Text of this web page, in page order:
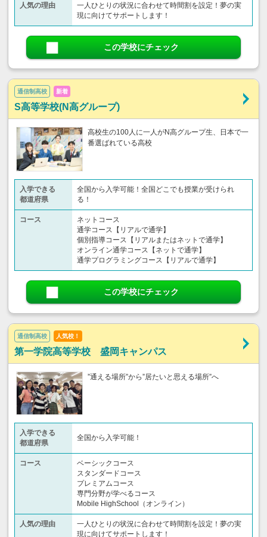
人気の理由
一人ひとりの状況に合わせて時間割を設定！夢の実
現に向けてサポートします！
この学校にチェック
通信制高校 新着
S高等学校(N高グループ)
高校生の100人に一人がN高グループ生、日本で一
番選ばれている高校
入学できる
都道府県
全国から入学可能！全国どこでも授業が受けられ
る！
コース
ネットコース
通学コース【リアルで通学】
個別指導コース【リアルまたはネットで通学】
オンライン通学コース【ネットで通学】
通学プログラミングコース【リアルで通学】
この学校にチェック
通信制高校 人気校！
第一学院高等学校 盛岡キャンパス
”通える場所”から”居たいと思える場所”へ
入学できる
都道府県
全国から入学可能！
コース
ベーシックコース
スタンダードコース
プレミアムコース
専門分野が学べるコース
Mobile HighSchool（オンライン）
人気の理由
一人ひとりの状況に合わせて時間割を設定！夢の実
現に向けてサポートします！